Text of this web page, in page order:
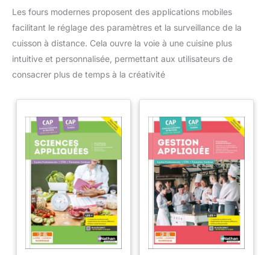
Les fours modernes proposent des applications mobiles
facilitant le réglage des paramètres et la surveillance de la
cuisson à distance. Cela ouvre la voie à une cuisine plus
intuitive et personnalisée, permettant aux utilisateurs de
consacrer plus de temps à la créativité